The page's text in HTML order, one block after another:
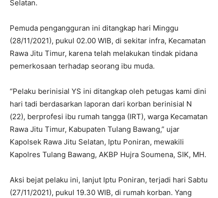
Selatan.
Pemuda pengangguran ini ditangkap hari Minggu
(28/11/2021), pukul 02.00 WIB, di sekitar infra, Kecamatan
Rawa Jitu Timur, karena telah melakukan tindak pidana
pemerkosaan terhadap seorang ibu muda.
“Pelaku berinisial YS ini ditangkap oleh petugas kami dini
hari tadi berdasarkan laporan dari korban berinisial N
(22), berprofesi ibu rumah tangga (IRT), warga Kecamatan
Rawa Jitu Timur, Kabupaten Tulang Bawang,” ujar
Kapolsek Rawa Jitu Selatan, Iptu Poniran, mewakili
Kapolres Tulang Bawang, AKBP Hujra Soumena, SIK, MH.
Aksi bejat pelaku ini, lanjut Iptu Poniran, terjadi hari Sabtu
(27/11/2021), pukul 19.30 WIB, di rumah korban. Yang